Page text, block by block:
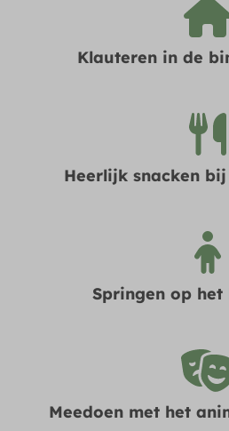
Klauteren in de
Heerlijk snacken
Springen op het
Meedoen met het